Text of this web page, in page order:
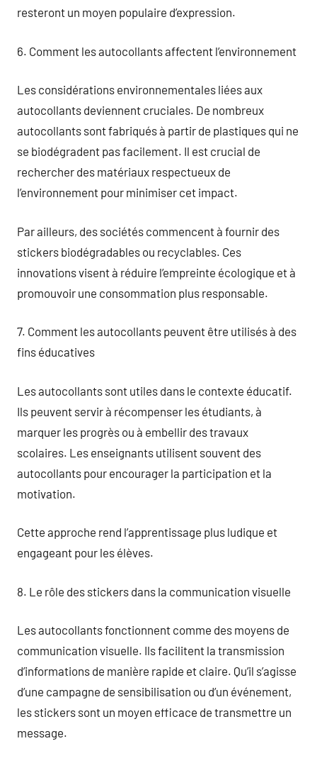
resteront un moyen populaire d’expression.
6. Comment les autocollants affectent l’environnement
Les considérations environnementales liées aux
autocollants deviennent cruciales. De nombreux
autocollants sont fabriqués à partir de plastiques qui ne
se biodégradent pas facilement. Il est crucial de
rechercher des matériaux respectueux de
l’environnement pour minimiser cet impact.
Par ailleurs, des sociétés commencent à fournir des
stickers biodégradables ou recyclables. Ces
innovations visent à réduire l’empreinte écologique et à
promouvoir une consommation plus responsable.
7. Comment les autocollants peuvent être utilisés à des
fins éducatives
Les autocollants sont utiles dans le contexte éducatif.
Ils peuvent servir à récompenser les étudiants, à
marquer les progrès ou à embellir des travaux
scolaires. Les enseignants utilisent souvent des
autocollants pour encourager la participation et la
motivation.
Cette approche rend l’apprentissage plus ludique et
engageant pour les élèves.
8. Le rôle des stickers dans la communication visuelle
Les autocollants fonctionnent comme des moyens de
communication visuelle. Ils facilitent la transmission
d’informations de manière rapide et claire. Qu’il s’agisse
d’une campagne de sensibilisation ou d’un événement,
les stickers sont un moyen efficace de transmettre un
message.